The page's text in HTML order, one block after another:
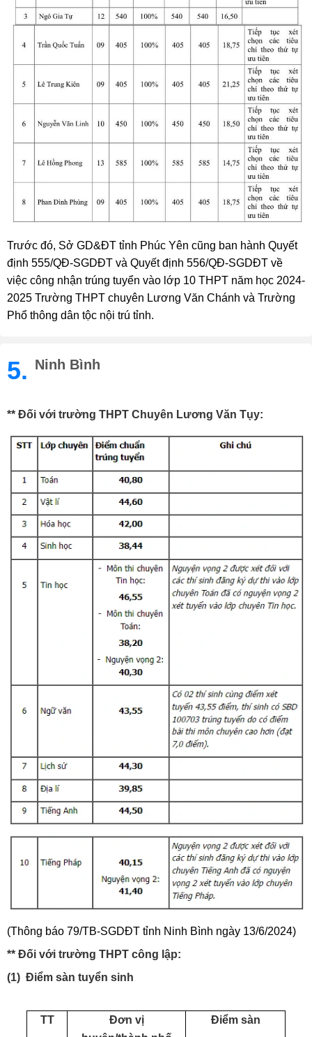
Trước đó, Sở GD&ĐT tỉnh Phúc Yên cũng ban hành Quyết
định 555/QĐ-SGDĐT và Quyết định 556/QĐ-SGDĐT về
việc công nhận trúng tuyển vào lớp 10 THPT năm học 2024-
2025 Trường THPT chuyên Lương Văn Chánh và Trường
Phổ thông dân tộc nội trú tỉnh.
5. Ninh Bình
** Đối với trường THPT Chuyên Lương Văn Tụy:
(Thông báo 79/TB-SGDĐT tỉnh Ninh Bình ngày 13/6/2024)
** Đối với trường THPT công lập:
(1) Điểm sàn tuyển sinh
TT Đơn vị
Điểm sàn